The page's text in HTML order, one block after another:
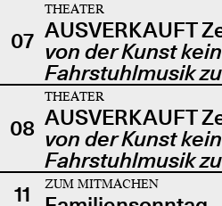
07
THEATER
AUSVERKAUFT
von der Kunst
Fahrstuhlmusik
08
THEATER
AUSVERKAUFT
von der Kunst
Fahrstuhlmusik
11
ZUM MITMACHEN